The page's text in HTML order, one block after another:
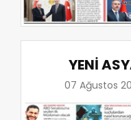
YENİ
07 Ağustos